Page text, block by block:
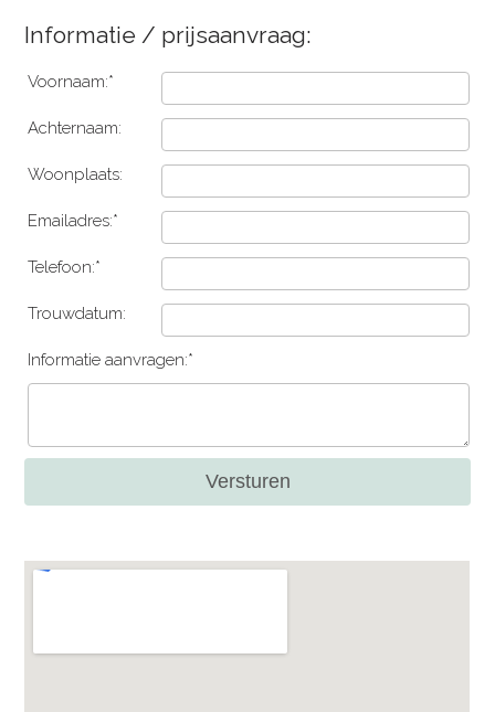
Informatie / prijsaanvraag:
Voornaam:*
Achternaam:
Woonplaats:
Emailadres:*
Telefoon:*
Trouwdatum:
Informatie aanvragen:*